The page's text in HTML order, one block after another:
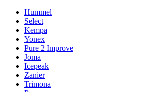
Hummel
Select
Kempa
Yonex
Pure 2 Improve
Joma
Icepeak
Zanier
Trimona